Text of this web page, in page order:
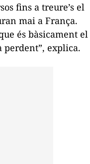
fins a treure’s el
mai a França.
és bàsicament el
perdent”, explica.